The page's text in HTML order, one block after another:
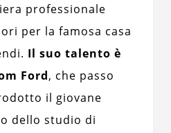
professionale
per la famosa casa
Il suo talento è
Ford, che passo
il giovane
dello studio di